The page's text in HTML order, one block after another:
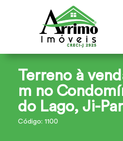
Terreno à
m no
do Lago, Ji-
Código: 1100